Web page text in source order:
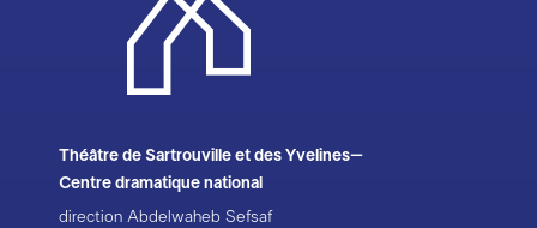
Théâtre de Sartrouville et des Yvelines–
Centre dramatique national
direction Abdelwaheb Sefsaf